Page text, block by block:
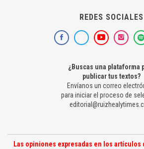
REDES SOCIALES
¿Buscas una plataforma
publicar tus textos?
Envíanos un correo
para iniciar el proceso de
Las opiniones expresadas en los artículos